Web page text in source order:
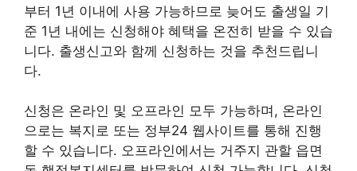
부터 1년 이내에 사용 가능하므로 늦어도 출생일 기
준 1년 내에는 신청해야 혜택을 온전히 받을 수 있습
니다. 출생신고와 함께 신청하는 것을 추천드립니
다.
신청은 온라인 및 오프라인 모두 가능하며, 온라인
으로는 복지로 또는 정부24 웹사이트를 통해 진행
할 수 있습니다. 오프라인에서는 거주지 관할 읍면